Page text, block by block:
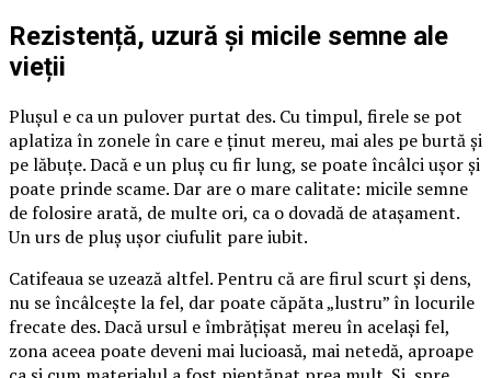
Rezistență, uzură și micile semne ale
vieții
Plușul e ca un pulover purtat des. Cu timpul, firele se pot
aplatiza în zonele în care e ținut mereu, mai ales pe burtă și
pe lăbuțe. Dacă e un pluș cu fir lung, se poate încâlci ușor și
poate prinde scame. Dar are o mare calitate: micile semne
de folosire arată, de multe ori, ca o dovadă de atașament.
Un urs de pluș ușor ciufulit pare iubit.
Catifeaua se uzează altfel. Pentru că are firul scurt și dens,
nu se încâlcește la fel, dar poate căpăta „lustru” în locurile
frecate des. Dacă ursul e îmbrățișat mereu în același fel,
zona aceea poate deveni mai lucioasă, mai netedă, aproape